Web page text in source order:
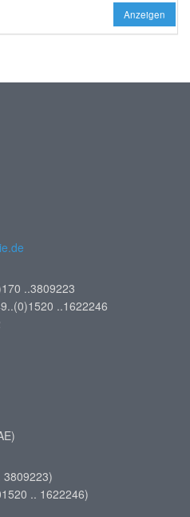
Anzeigen
..3809223
..1622246
3809223)
.. 1622246)